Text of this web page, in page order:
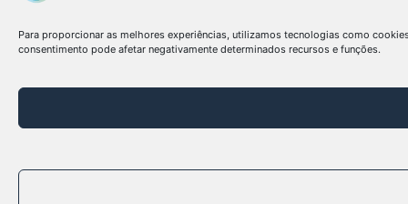
Para proporcionar as melhores experiências, utilizamos tecnologias como
consentimento pode afetar negativamente determinados recursos e funções.